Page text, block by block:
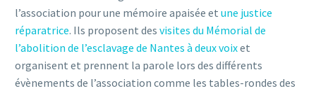
l’association pour une mémoire apaisée et une justice
réparatrice. Ils proposent des visites du Mémorial de
l’abolition de l’esclavage de Nantes à deux voixet
organisent et prennent la parole lors des différents
évènements de l’association comme les tables-rondes des